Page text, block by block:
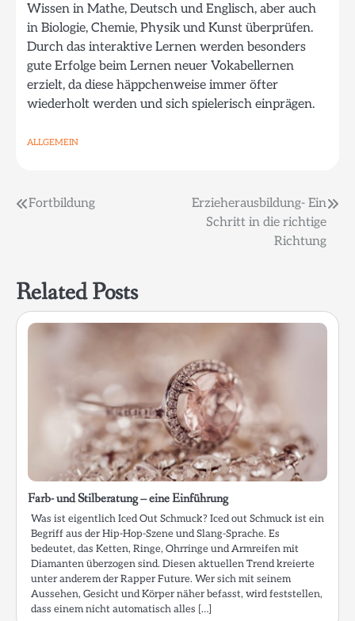
Wissen in Mathe, Deutsch und Englisch, aber auch
in Biologie, Chemie, Physik und Kunst überprüfen.
Durch das interaktive Lernen werden besonders
gute Erfolge beim Lernen neuer Vokabellernen
erzielt, da diese häppchenweise immer öfter
wiederholt werden und sich spielerisch einprägen.
ALLGEMEIN
Beitragsnavigation
Fortbildung
Erzieherausbildung- Ein
Schritt in die richtige
Richtung
Related Posts
Farb- und Stilberatung – eine Einführung
Was ist eigentlich Iced Out Schmuck? Iced out Schmuck ist ein
Begriff aus der Hip-Hop-Szene und Slang-Sprache. Es
bedeutet, das Ketten, Ringe, Ohrringe und Armreifen mit
Diamanten überzogen sind. Diesen aktuellen Trend kreierte
unter anderem der Rapper Future. Wer sich mit seinem
Aussehen, Gesicht und Körper näher befasst, wird feststellen,
dass einem nicht automatisch alles […]